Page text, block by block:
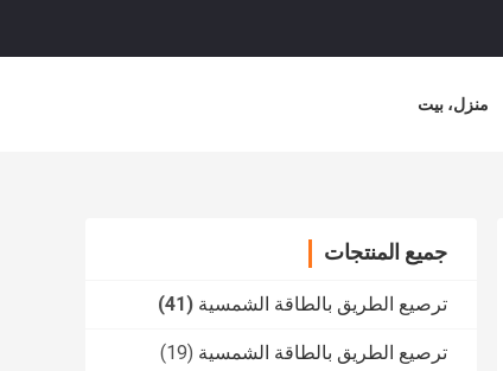
منزل، بيت
جميع المنتجات
ترصيع الطريق بالطاقة الشمسية (41)
ترصيع الطريق بالطاقة الشمسية (19)